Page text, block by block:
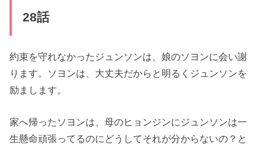
28話
約束を守れなかったジュンソンは、娘のソヨンに会い謝
ります。 ソヨンは、大丈夫だからと明るくジュンソンを
励まします。
家へ帰ったソヨンは、母のヒョンジンにジュンソンは一
生懸命頑張ってるのにどうしてそれが分からないの？と